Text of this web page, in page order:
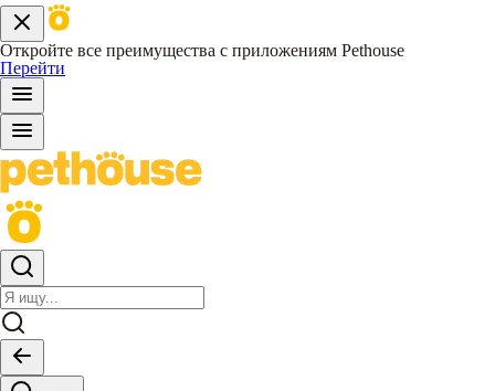
Откройте все преимущества с приложениям Pethouse
Перейти